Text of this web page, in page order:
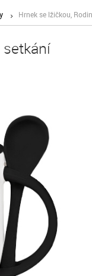
Hrnek se lžičkou,
setkání